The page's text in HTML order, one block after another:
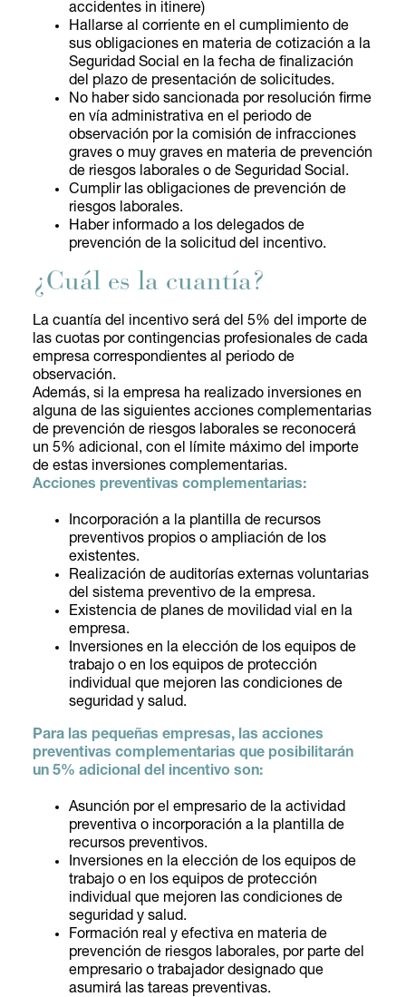
accidentes in itinere)
Hallarse al corriente en el cumplimiento de
sus obligaciones en materia de cotización a la
Seguridad Social en la fecha de finalización
del plazo de presentación de solicitudes.
No haber sido sancionada por resolución firme
en vía administrativa en el periodo de
observación por la comisión de infracciones
graves o muy graves en materia de prevención
de riesgos laborales o de Seguridad Social.
Cumplir las obligaciones de prevención de
riesgos laborales.
Haber informado a los delegados de
prevención de la solicitud del incentivo.
¿Cuál es la cuantía?
La cuantía del incentivo será del 5% del importe de
las cuotas por contingencias profesionales de cada
empresa correspondientes al periodo de
observación.
Además, si la empresa ha realizado inversiones en
alguna de las siguientes acciones complementarias
de prevención de riesgos laborales se reconocerá
un 5% adicional, con el límite máximo del importe
de estas inversiones complementarias.
Acciones preventivas complementarias:
Incorporación a la plantilla de recursos
preventivos propios o ampliación de los
existentes.
Realización de auditorías externas voluntarias
del sistema preventivo de la empresa.
Existencia de planes de movilidad vial en la
empresa.
Inversiones en la elección de los equipos de
trabajo o en los equipos de protección
individual que mejoren las condiciones de
seguridad y salud.
Para las pequeñas empresas, las acciones
preventivas complementarias que posibilitarán
un 5% adicional del incentivo son:
Asunción por el empresario de la actividad
preventiva o incorporación a la plantilla de
recursos preventivos.
Inversiones en la elección de los equipos de
trabajo o en los equipos de protección
individual que mejoren las condiciones de
seguridad y salud.
Formación real y efectiva en materia de
prevención de riesgos laborales, por parte del
empresario o trabajador designado que
asumirá las tareas preventivas.